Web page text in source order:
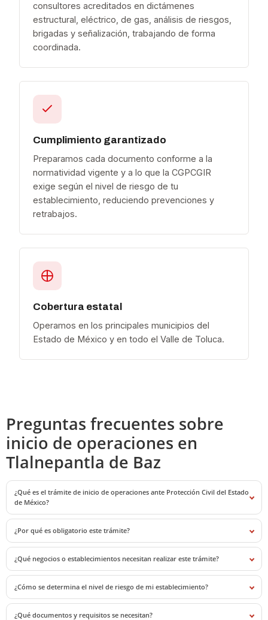
consultores acreditados en dictámenes
estructural, eléctrico, de gas, análisis de riesgos,
brigadas y señalización, trabajando de forma
coordinada.
Cumplimiento garantizado
Preparamos cada documento conforme a la
normatividad vigente y a lo que la CGPCGIR
exige según el nivel de riesgo de tu
establecimiento, reduciendo prevenciones y
retrabajos.
Cobertura estatal
Operamos en los principales municipios del
Estado de México y en todo el Valle de Toluca.
Preguntas frecuentes sobre
inicio de operaciones en
Tlalnepantla de Baz
¿Qué es el trámite de inicio de operaciones ante Protección Civil del Estado
de México?
¿Por qué es obligatorio este trámite?
¿Qué negocios o establecimientos necesitan realizar este trámite?
¿Cómo se determina el nivel de riesgo de mi establecimiento?
¿Qué documentos y requisitos se necesitan?